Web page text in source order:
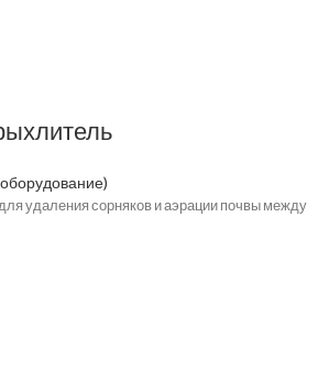
удаления сорняков и аэрации почвы между